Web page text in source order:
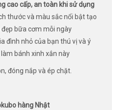
cao cấp, an toàn khi sử dụng
thước và màu sắc nổi bật tạo
bữa cơm mỗi ngày
đình nhỏ của bạn thú vị và ý
bánh xinh xắn này
đóng nắp và ép chặt.
hàng Nhật